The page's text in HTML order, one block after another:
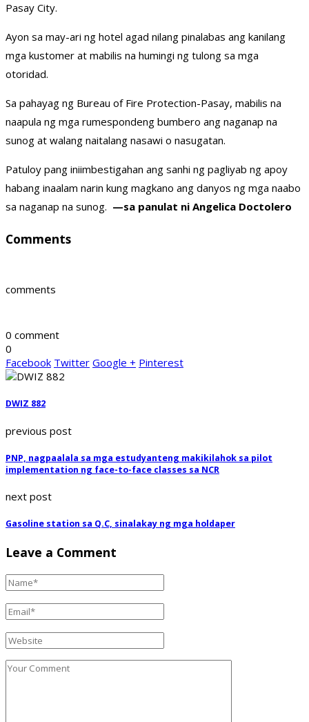
Pasay City.
Ayon sa may-ari ng hotel agad nilang pinalabas ang kanilang
mga kustomer at mabilis na humingi ng tulong sa mga
otoridad.
Sa pahayag ng Bureau of Fire Protection-Pasay, mabilis na
naapula ng mga rumespondeng bumbero ang naganap na
sunog at walang naitalang nasawi o nasugatan.
Patuloy pang iniimbestigahan ang sanhi ng pagliyab ng apoy
habang inaalam narin kung magkano ang danyos ng mga naabo
sa naganap na sunog. —sa panulat ni Angelica Doctolero
Comments
comments
0 comment
0
Facebook Twitter Google + Pinterest
DWIZ 882
previous post
PNP, nagpaalala sa mga estudyanteng makikilahok sa pilot
implementation ng face-to-face classes sa NCR
next post
Gasoline station sa Q.C, sinalakay ng mga holdaper
Leave a Comment